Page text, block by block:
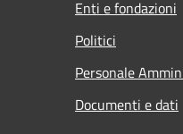
Enti e fondazioni
Politici
Personale
Documenti e dati